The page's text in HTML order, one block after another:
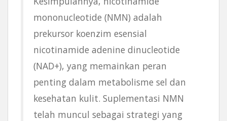
mononucleotide (NMN) adalah
prekursor koenzim esensial
nicotinamide adenine dinucleotide
(NAD+), yang memainkan peran
penting dalam metabolisme sel dan
kesehatan kulit. Suplementasi NMN
telah muncul sebagai strategi yang